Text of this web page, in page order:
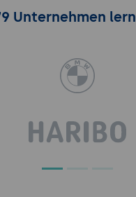
Unternehmen